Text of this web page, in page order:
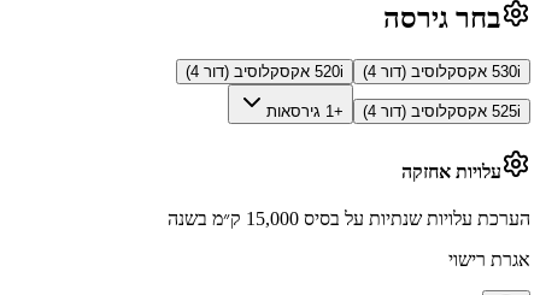
בחר גירסה
530i אקסקלוסיב (דור 4) 520i אקסקלוסיב (דור 4)
525i אקסקלוסיב (דור 4) +1 גירסאות
עלויות אחזקה
הערכת עלויות שנתיות על בסיס 15,000 ק״מ בשנה
אגרת רישוי